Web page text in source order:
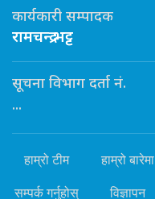
कार्यकारी सम्पादक
रामचन्द्र भट्ट
सूचना विभाग दर्ता नं.
...
हाम्रो टीम हाम्रो बारेमा
सम्पर्क गर्नुहोस् विज्ञापन